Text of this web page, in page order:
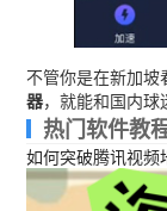
不管你是在新加坡
器，就能和国内球
热门软件教
如何突破腾讯视频